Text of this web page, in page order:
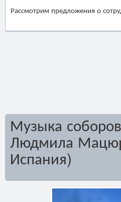
Рассмотрим предложения о
Музыка
Людмила
Испания)